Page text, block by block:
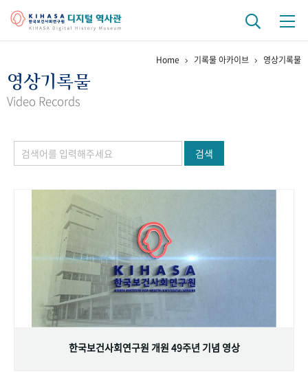
걸어온 길 기관 변천사
정책과 연구 키워드로 보는 연구 역사
연구자들
기록물 아카이브
사진 아카이브 문서 기록물 행정박물 영상 기록물
주년 기념
성과 50선 숫자로 보는 50년
Home 기록물 아카이브 영상기록물
영상기록물
Video Records
검색
한국보건사회연구원 개원 49주년 기념 영상